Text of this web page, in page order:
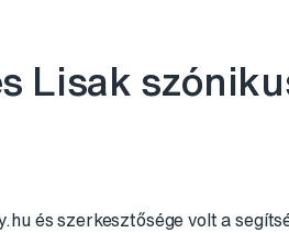
Lisak
és szerkesztősége volt a